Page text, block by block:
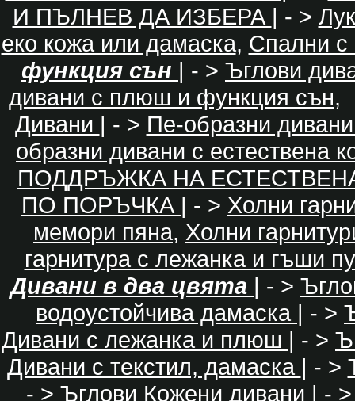
И ПЪЛНЕВ ДА ИЗБЕРА | - >
еко кожа или дамаска, Спални с
функция сън | - > Ъглови
дивани с плюш и функция сън,
Дивани | - > Пе-образни
образни дивани с естествена
ПОДДРЪЖКА НА
ПО ПОРЪЧКА | - > Холни
мемори пяна, Холни
гарнитура с лежанка и гъши
Дивани в два цвята | - >
водоустойчива дамаска | - >
Дивани с лежанка и плюш | - >
Дивани с текстил, дамаска | - >
- > Ъглови Кожени дивани | -